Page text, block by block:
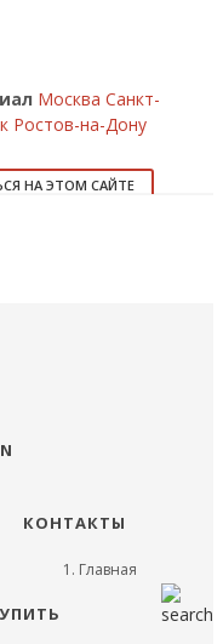
Москва Санкт-
Ростов-на-Дону
НА ЭТОМ САЙТЕ
КОНТАКТЫ
Главная